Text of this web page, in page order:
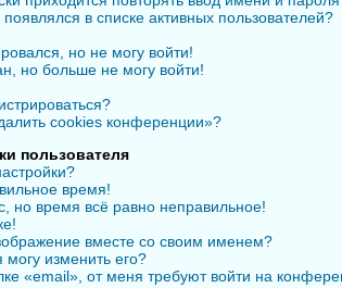
в списке активных пользователей?
но не могу войти!
но больше не могу войти!
cookies конференции»?
пользователя
время!
но время всё равно неправильное!
вместе со своим именем?
могу изменить его?
«email», от меня требуют войти на